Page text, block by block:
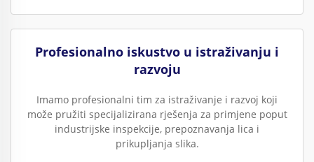
Profesionalno iskustvo u istraživanju i
razvoju
Imamo profesionalni tim za istraživanje i razvoj koji
može pružiti specijalizirana rješenja za primjene poput
industrijske inspekcije, prepoznavanja lica i
prikupljanja slika.